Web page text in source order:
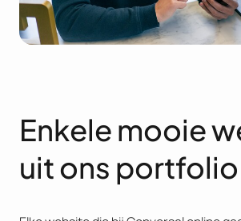
Enkele mooie
uit ons portfolio